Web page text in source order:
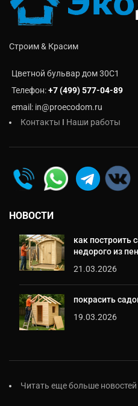
Строим & Красим
Цветной бульвар дом 30C1
Телефон:+7 (499) 577-04-89
email: in@proecodom.ru
Контакты I Наши работы
НОВОСТИ
как построить
недорого из
21.03.2026
покрасить
19.03.2026
Читать еще больше новостей